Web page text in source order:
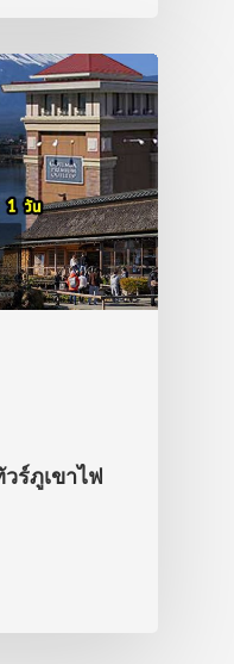
ร์ภูเขาไฟ